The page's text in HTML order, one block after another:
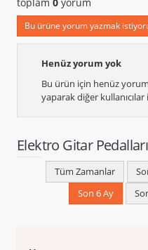
Bu ürüne yorum yazmak
Henüz yorum yok
Bu ürün için henüz
yaparak diğer
Elektro Gitar Pedalları
Tüm Zamanlar
Son 6 Ay